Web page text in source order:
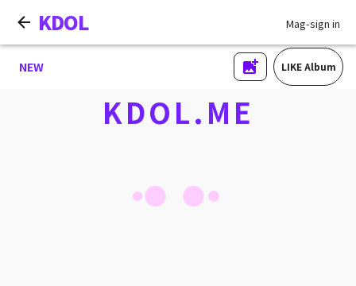
KDOL Mag-sign in
NEW LIKE Album
KDOL.ME